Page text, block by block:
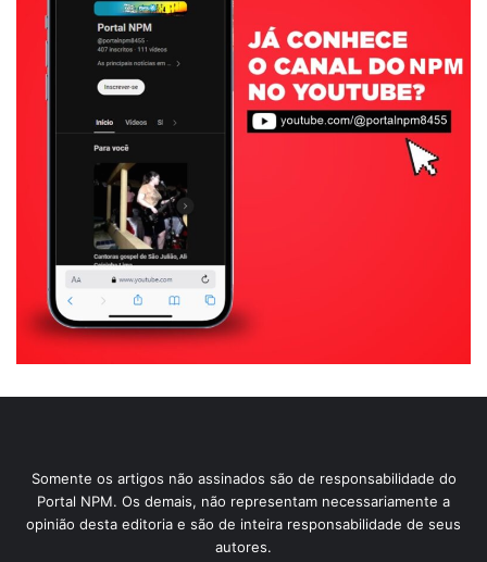
Somente os artigos não assinados são de responsabilidade do
Portal NPM. Os demais, não representam necessariamente a
opinião desta editoria e são de inteira responsabilidade de seus
autores.